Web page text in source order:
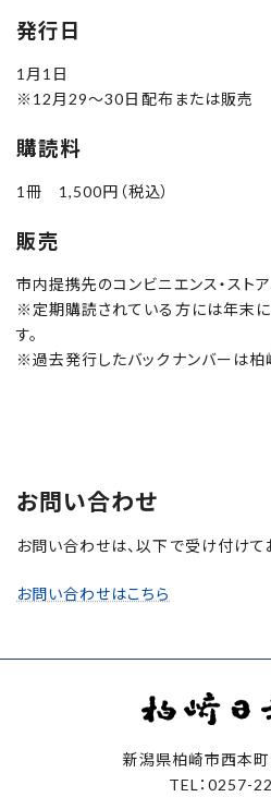
発行日
1月1日
※12月29～30日配布または販売
購読料
1冊 1,500円（税込）
販売
市内提携先のコンビニエンス・スト
※定期購読されている方には年末に
す。
※過去発行したバックナンバーは柏
お問い合わせ
お問い合わせは、以下で受け付けて
お問い合わせはこちら
新潟県柏崎市西本
TEL：0257-